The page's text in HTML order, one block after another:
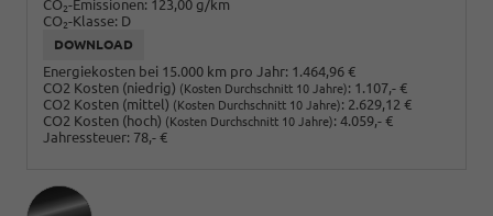
CO2-Emissionen: 123,00 g/km
CO2-Klasse: D
DOWNLOAD
Energiekosten bei 15.000 km pro Jahr: 1.464,96 €
CO2 Kosten (niedrig) (Kosten Durchschnitt 10 Jahre): 1.107,- €
CO2 Kosten (mittel) (Kosten Durchschnitt 10 Jahre): 2.629,12 €
CO2 Kosten (hoch) (Kosten Durchschnitt 10 Jahre): 4.059,- €
Jahressteuer: 78,- €